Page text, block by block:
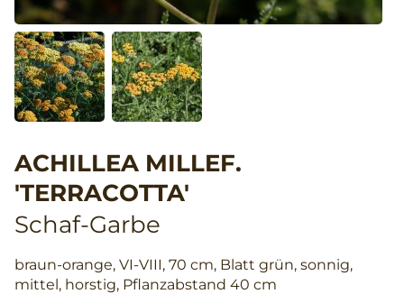
ACHILLEA MILLEF.
'TERRACOTTA'
Schaf-Garbe
braun-orange, VI-VIII, 70 cm, Blatt grün, sonnig,
mittel, horstig, Pflanzabstand 40 cm